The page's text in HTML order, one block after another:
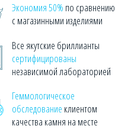
Экономия 50% по сравнению
с магазинными изделиями
Все якутские бриллианты
сертифицированы
независимой лабораторией
Геммологическое
обследование клиентом
качества камня на месте